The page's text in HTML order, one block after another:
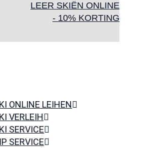
LEER SKIËN ONLINE
- 10% KORTING
ONLINE LEIHEN
VERLEIH
SERVICE
SERVICE